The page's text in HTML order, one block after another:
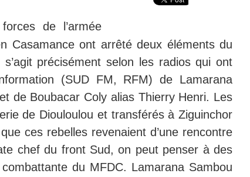
de l’armée
Casamance ont arrêté deux éléments du
s’agit précisément selon les radios qui ont
(SUD FM, RFM) de Lamarana
de Boubacar Coly alias Thierry Henri. Les
de Diouloulou et transférés à Ziguinchor
ces rebelles revenaient d’une rencontre
chef du front Sud, on peut penser à des
du MFDC. Lamarana Sambou